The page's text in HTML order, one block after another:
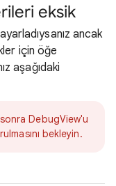
eksik
ancak
için öğe
aşağıdaki
DebugView'u
bekleyin.